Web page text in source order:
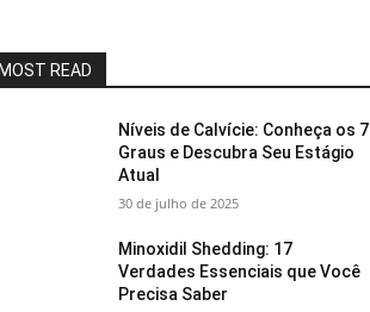
READ
Níveis de Calvície: Conheça os 7
Graus e Descubra Seu Estágio
Atual
30 de julho de 2025
Minoxidil Shedding: 17
Verdades Essenciais que Você
Precisa Saber